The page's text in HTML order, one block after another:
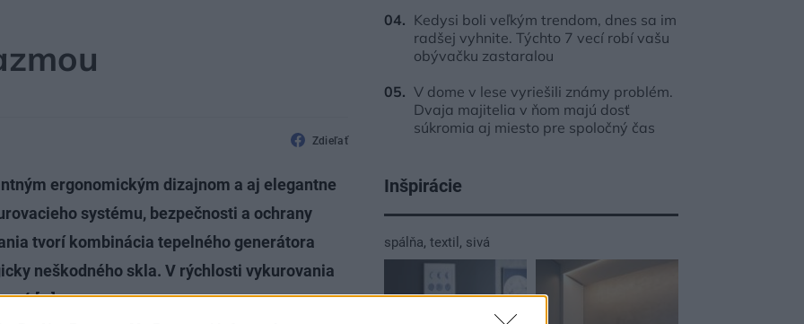
Zdieľať
ergonomickým dizajnom a aj elegantne
systému, bezpečnosti a ochrany
tvorí kombinácia tepelného generátora
neškodného skla. V rýchlosti vykurovania
[…]
Kedysi boli veľkým trendom, dnes sa im
radšej vyhnite. Týchto 7 vecí robí vašu
obývačku zastaralou
V dome v lese vyriešili známy problém.
Dvaja majitelia v ňom majú dosť
súkromia aj miesto pre spoločný čas
Inšpirácie
spálňa, textil , sivá